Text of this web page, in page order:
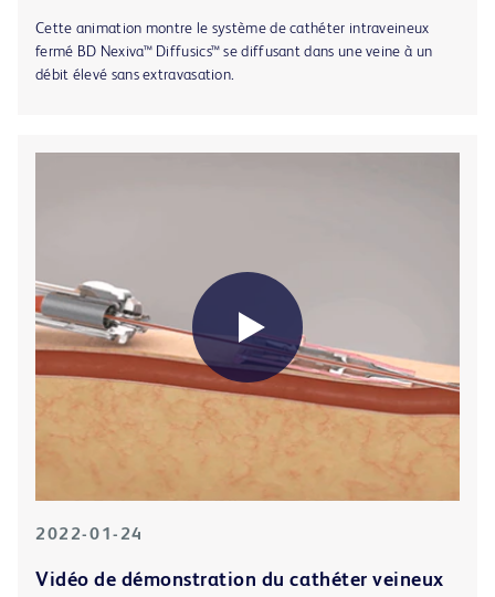
Cette animation montre le système de cathéter intraveineux
fermé BD Nexiva™ Diffusics™ se diffusant dans une veine à un
débit élevé sans extravasation.
2022-01-24
Vidéo de démonstration du cathéter veineux